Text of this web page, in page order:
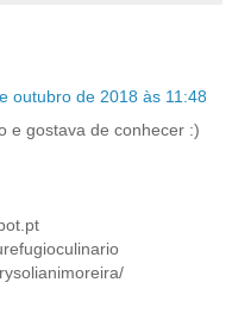
outubro de 2018 às 11:48
e gostava de conhecer :)